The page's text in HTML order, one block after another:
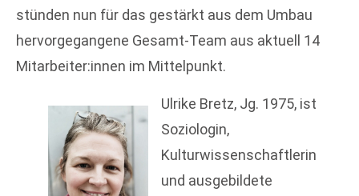
stünden nun für das gestärkt aus dem Umbau
hervorgegangene Gesamt-Team aus aktuell 14
Mitarbeiter:innen im Mittelpunkt.
Ulrike Bretz, Jg. 1975, ist
Soziologin,
Kulturwissenschaftlerin
und ausgebildete